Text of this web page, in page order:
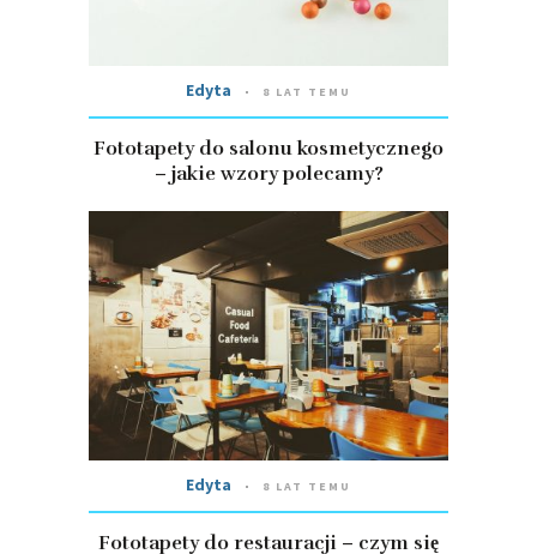
Edyta 8 LAT TEMU
Fototapety do salonu kosmetycznego
– jakie wzory polecamy?
Edyta 8 LAT TEMU
Fototapety do restauracji – czym się